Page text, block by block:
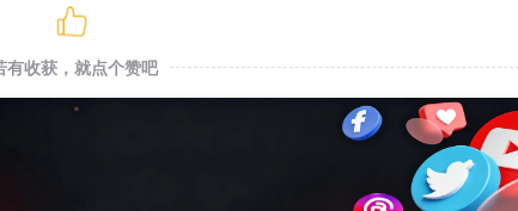
有收获，就点个赞吧